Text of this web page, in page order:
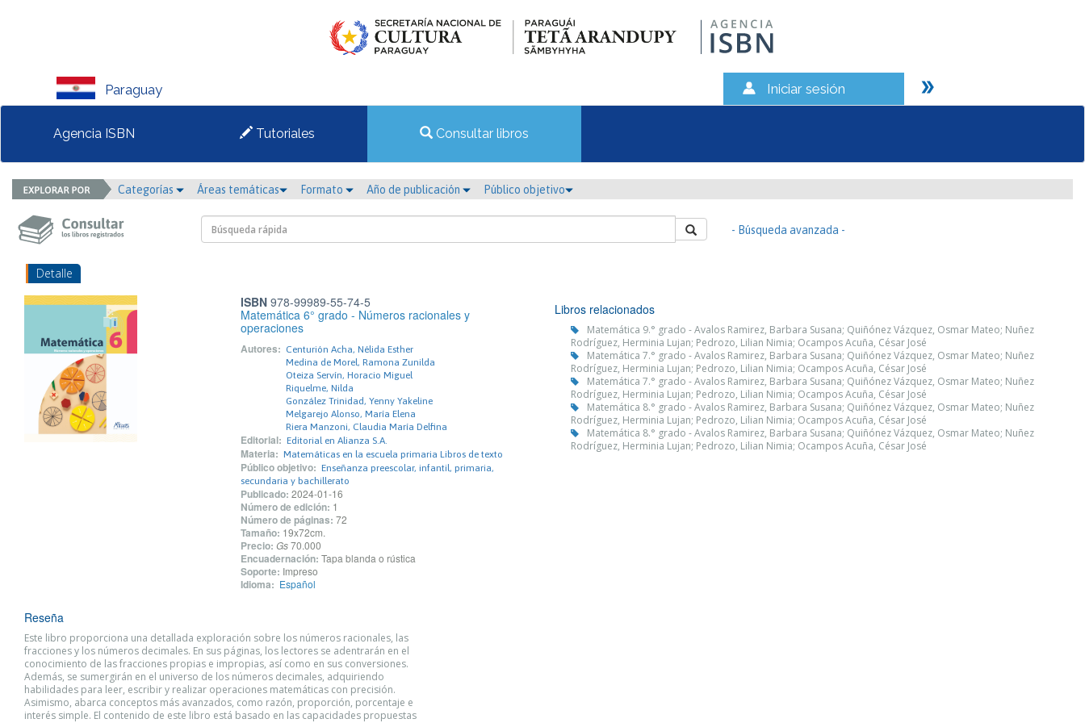
Paraguay Iniciar sesión
Agencia ISBN Tutoriales Consultar libros
Categorías Áreas temáticas Formato Año de publicación Público objetivo
- Búsqueda avanzada -
Detalle
ISBN978-99989-55-74-5
Matemática 6° grado - Números racionales y
operaciones
Autores: Centurión Acha, Nélida Esther
Medina de Morel, Ramona Zunilda
Oteiza Servín, Horacio Miguel
Riquelme, Nilda
González Trinidad, Yenny Yakeline
Melgarejo Alonso, María Elena
Riera Manzoni, Claudia María Delfina
Editorial: Editorial en Alianza S.A.
Materia: Matemáticas en la escuela primaria Libros de texto
Público objetivo: Enseñanza preescolar, infantil, primaria,
secundaria y bachillerato
Publicado: 2024-01-16
Número de edición: 1
Número de páginas: 72
Tamaño: 19x72cm.
Precio: Gs70.000
Encuadernación: Tapa blanda o rústica
Soporte: Impreso
Idioma: Español
Libros relacionados
Matemática 9.° grado - Avalos Ramirez, Barbara Susana; Quiñónez Vázquez, Osmar Mateo; Nuñez
Rodríguez, Herminia Lujan; Pedrozo, Lilian Nimia; Ocampos Acuña, César José
Matemática 7.° grado - Avalos Ramirez, Barbara Susana; Quiñónez Vázquez, Osmar Mateo; Nuñez
Rodríguez, Herminia Lujan; Pedrozo, Lilian Nimia; Ocampos Acuña, César José
Matemática 7.° grado - Avalos Ramirez, Barbara Susana; Quiñónez Vázquez, Osmar Mateo; Nuñez
Rodríguez, Herminia Lujan; Pedrozo, Lilian Nimia; Ocampos Acuña, César José
Matemática 8.° grado - Avalos Ramirez, Barbara Susana; Quiñónez Vázquez, Osmar Mateo; Nuñez
Rodríguez, Herminia Lujan; Pedrozo, Lilian Nimia; Ocampos Acuña, César José
Matemática 8.° grado - Avalos Ramirez, Barbara Susana; Quiñónez Vázquez, Osmar Mateo; Nuñez
Rodríguez, Herminia Lujan; Pedrozo, Lilian Nimia; Ocampos Acuña, César José
Reseña
Este libro proporciona una detallada exploración sobre los números racionales, las
fracciones y los números decimales. En sus páginas, los lectores se adentrarán en el
conocimiento de las fracciones propias e impropias, así como en sus conversiones.
Además, se sumergirán en el universo de los números decimales, adquiriendo
habilidades para leer, escribir y realizar operaciones matemáticas con precisión.
Asimismo, abarca conceptos más avanzados, como razón, proporción, porcentaje e
interés simple. El contenido de este libro está basado en las capacidades propuestas